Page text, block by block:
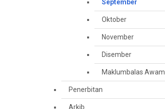
September
Oktober
November
Disember
Maklumbalas Awam
Penerbitan
Arkib